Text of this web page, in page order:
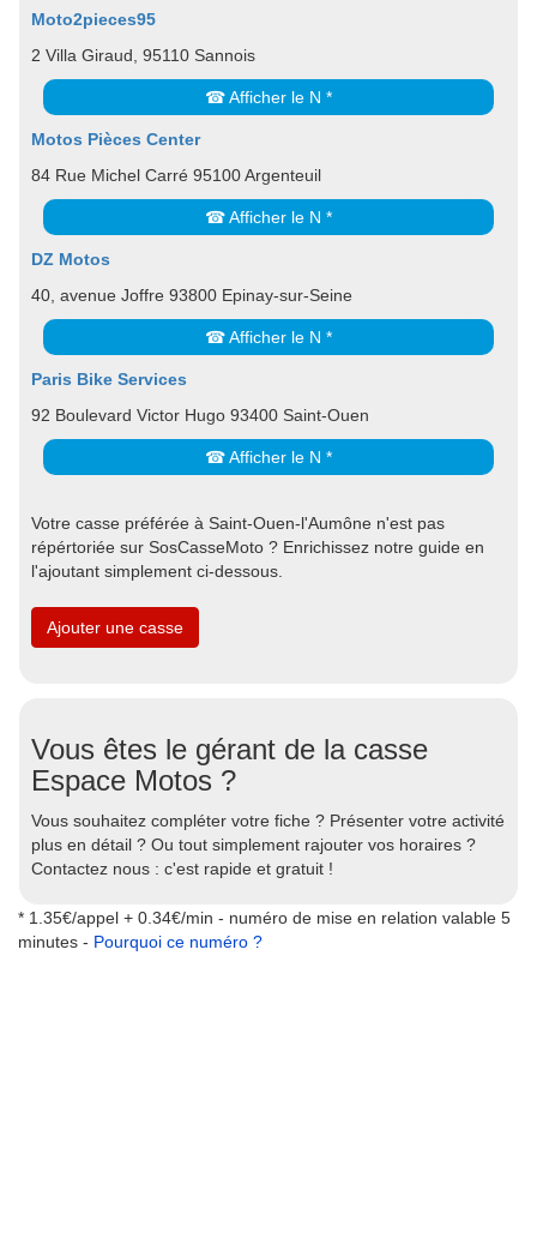
Moto2pieces95
2 Villa Giraud, 95110 Sannois
☎ Afficher le N *
Motos Pièces Center
84 Rue Michel Carré 95100 Argenteuil
☎ Afficher le N *
DZ Motos
40, avenue Joffre 93800 Epinay-sur-Seine
☎ Afficher le N *
Paris Bike Services
92 Boulevard Victor Hugo 93400 Saint-Ouen
☎ Afficher le N *
Votre casse préférée à Saint-Ouen-l'Aumône n'est pas
répértoriée sur SosCasseMoto ? Enrichissez notre guide en
l'ajoutant simplement ci-dessous.
Ajouter une casse
Vous êtes le gérant de la casse
Espace Motos ?
Vous souhaitez compléter votre fiche ? Présenter votre activité
plus en détail ? Ou tout simplement rajouter vos horaires ?
Contactez nous : c'est rapide et gratuit !
* 1.35€/appel + 0.34€/min - numéro de mise en relation valable 5
minutes - Pourquoi ce numéro ?